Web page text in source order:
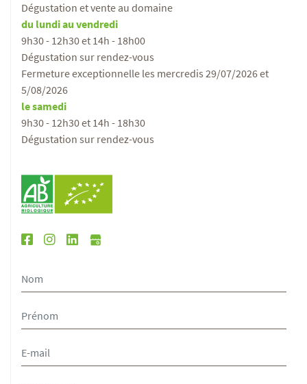
Dégustation et vente au domaine
du lundi au vendredi
9h30 - 12h30 et 14h - 18h00
Dégustation sur rendez-vous
Fermeture exceptionnelle les mercredis 29/07/2026 et
5/08/2026
le samedi
9h30 - 12h30 et 14h - 18h30
Dégustation sur rendez-vous